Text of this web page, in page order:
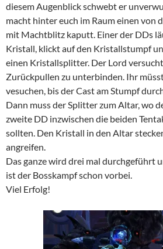
diesem Augenblick schwebt er
macht hinter euch im Raum einen von
mit Machtblitz kaputt. Einer der DDs
Kristall, klickt auf den Kristallstumpf
einen Kristallsplitter. Der Lord
Zurückpullen zu unterbinden. Ihr
vesuchen, bis der Cast am Stumpf
Dann muss der Splitter zum Altar, wo
zweite DD inzwischen die beiden
sollten. Den Kristall in den Altar
angreifen.
Das ganze wird drei mal durchgeführt
ist der Bosskampf schon vorbei.
Viel Erfolg!